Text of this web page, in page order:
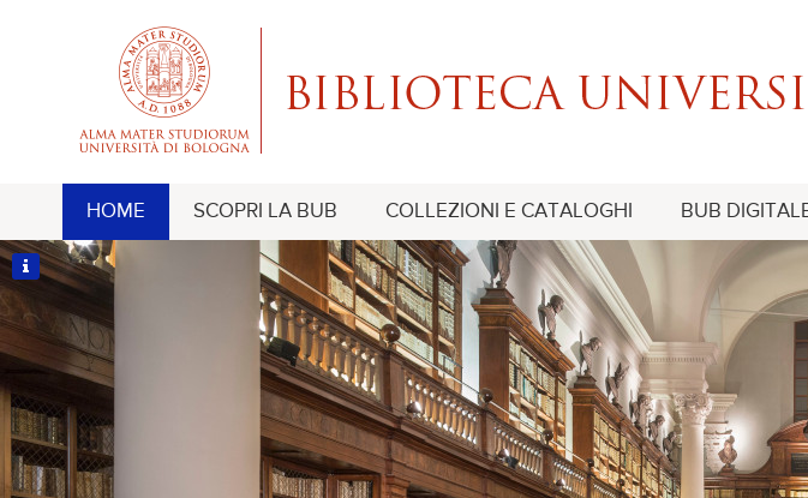
HOME SCOPRI LA BUB COLLEZIONI E CATALOGHI BUB